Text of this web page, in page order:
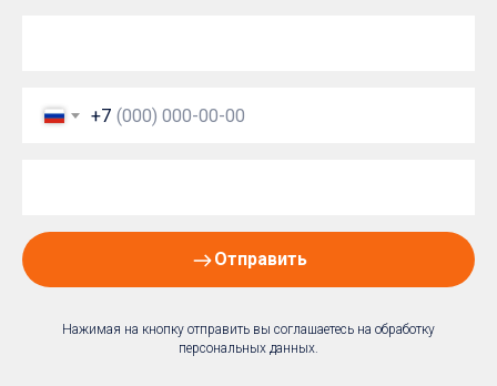
+7
Отправить
Нажимая на кнопку отправить вы соглашаетесь на обработку
персональных данных.